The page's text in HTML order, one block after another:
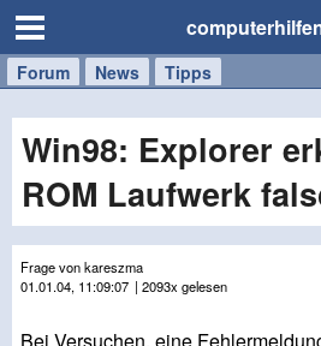
Forum News Tipps
Handy
Tablet
Windows
Mac
Win98: Explorer
ROM Laufwerk
Frage von kareszma
01.01.04, 11:09:07 | 2093x gelesen